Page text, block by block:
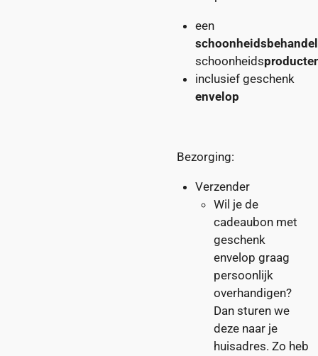
een
schoonheids
inclusief geschenk
envelop
Bezorging:
Verzender
Wil je de
cadeaubon met
geschenk
envelop graag
persoonlijk
overhandigen?
Dan sturen we
deze naar je
huisadres. Zo heb